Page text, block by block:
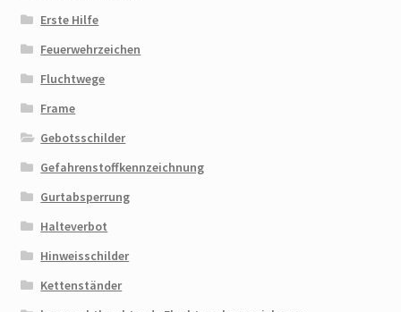
Erste Hilfe
Feuerwehrzeichen
Fluchtwege
Frame
Gebotsschilder
Gefahrenstoffkennzeichnung
Gurtabsperrung
Halteverbot
Hinweisschilder
Kettenständer